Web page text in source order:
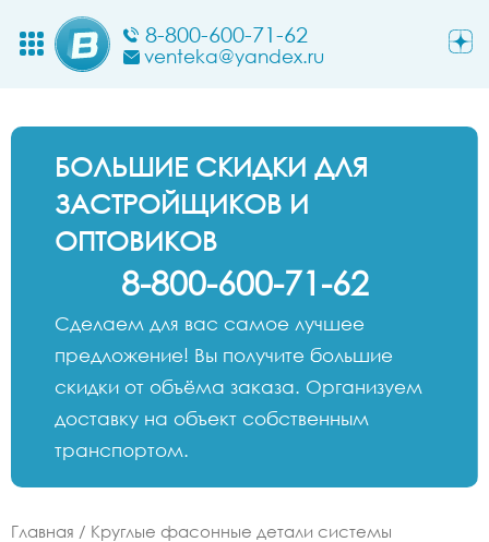
8-800-600-71-62
venteka@yandex.ru
БОЛЬШИЕ СКИДКИ ДЛЯ
ЗАСТРОЙЩИКОВ И
ОПТОВИКОВ
8-800-600-71-62
Сделаем для вас самое лучшее
предложение! Вы получите большие
скидки от объёма заказа. Организуем
доставку на объект собственным
транспортом.
Главная / Круглые фасонные детали системы